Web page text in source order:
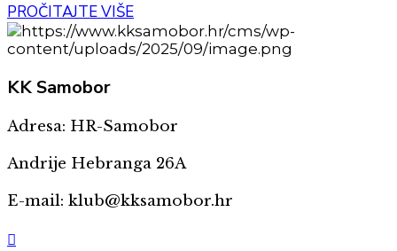
PROČITAJTE VIŠE
KKSamobor
Adresa: HR-Samobor
Andrije Hebranga 26A
E-mail: klub@kksamobor.hr